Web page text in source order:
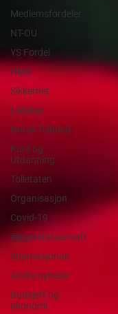
Medlemsfordeler
NT-OU
YS Fordel
HMS
Sikkerhet
Ledelse
Norsk Tollblad
Kurs og
Utdanning
Tolletaten
Organisasjon
Covid-19
#jegerstatsansatt
Internasjonalt
Andre nyheter
Budsjett og
økonomi